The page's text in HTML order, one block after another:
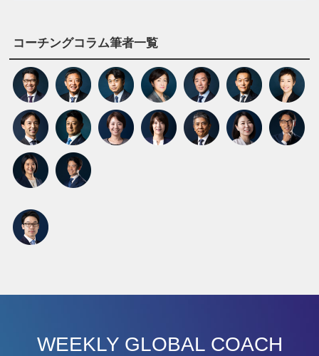
コーチングコラム筆者一覧
WEEKLY GLOBAL COACH